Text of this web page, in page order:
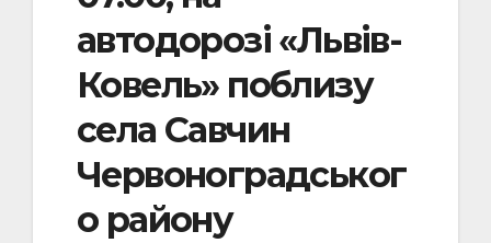
автодорозі «Львів-
Ковель» поблизу
села Савчин
Червоноградськог
о району